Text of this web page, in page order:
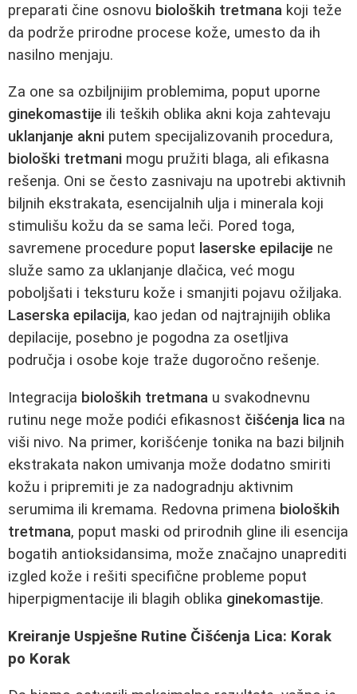
preparati čine osnovu bioloških tretmana koji teže
da podrže prirodne procese kože, umesto da ih
nasilno menjaju.
Za one sa ozbiljnijim problemima, poput uporne
ginekomastije ili teških oblika akni koja zahtevaju
uklanjanje akni putem specijalizovanih procedura,
biološki tretmani mogu pružiti blaga, ali efikasna
rešenja. Oni se često zasnivaju na upotrebi aktivnih
biljnih ekstrakata, esencijalnih ulja i minerala koji
stimulišu kožu da se sama leči. Pored toga,
savremene procedure poput laserske epilacije ne
služe samo za uklanjanje dlačica, već mogu
poboljšati i teksturu kože i smanjiti pojavu ožiljaka.
Laserska epilacija, kao jedan od najtrajnijih oblika
depilacije, posebno je pogodna za osetljiva
područja i osobe koje traže dugoročno rešenje.
Integracija bioloških tretmana u svakodnevnu
rutinu nege može podići efikasnost čišćenja lica na
viši nivo. Na primer, korišćenje tonika na bazi biljnih
ekstrakata nakon umivanja može dodatno smiriti
kožu i pripremiti je za nadogradnju aktivnim
serumima ili kremama. Redovna primena bioloških
tretmana, poput maski od prirodnih gline ili esencija
bogatih antioksidansima, može značajno unaprediti
izgled kože i rešiti specifične probleme poput
hiperpigmentacije ili blagih oblika ginekomastije.
Kreiranje Uspješne Rutine Čišćenja Lica: Korak
po Korak